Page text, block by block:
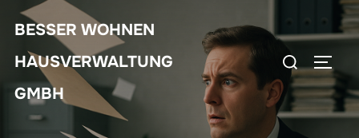
Zum
Inhalt
springen
BESSER WOHNEN
HAUSVERWALTUNG
GMBH
Suchen
nach: